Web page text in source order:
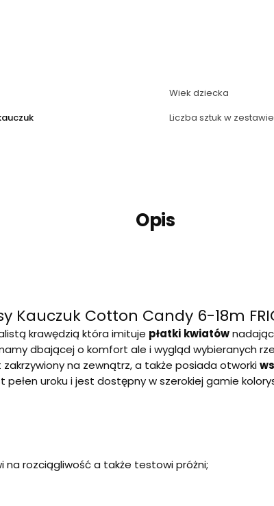
Wiek dziecka
Liczba sztuk w zestawie
Opis
Kauczuk Cotton Candy 6-18m
krawędzią która imituje płatki kwiatów
dbającej o komfort ale i wygląd wybieranych
na zewnątrz, a także posiada otworki
pełen uroku i jest dostępny w szerokiej gamie
rozciągliwość a także testowi próżni;